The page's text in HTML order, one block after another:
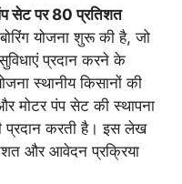
सेट पर 80 प्रतिशत
योजना शुरू की है, जो
प्रदान करने के
स्थानीय किसानों की
मोटर पंप सेट की स्थापना
प्रदान करती है। इस लेख
और आवेदन प्रक्रिया